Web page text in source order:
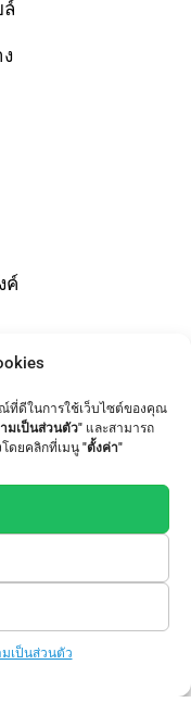
ที่ดีในการใช้เว็บไซต์ของคุณ
มเป็นส่วนตัว"และสามารถ
ดยคลิกที่เมนู "ตั้งค่า"
เป็นส่วนตัว
ค์
น
สื้อยืด